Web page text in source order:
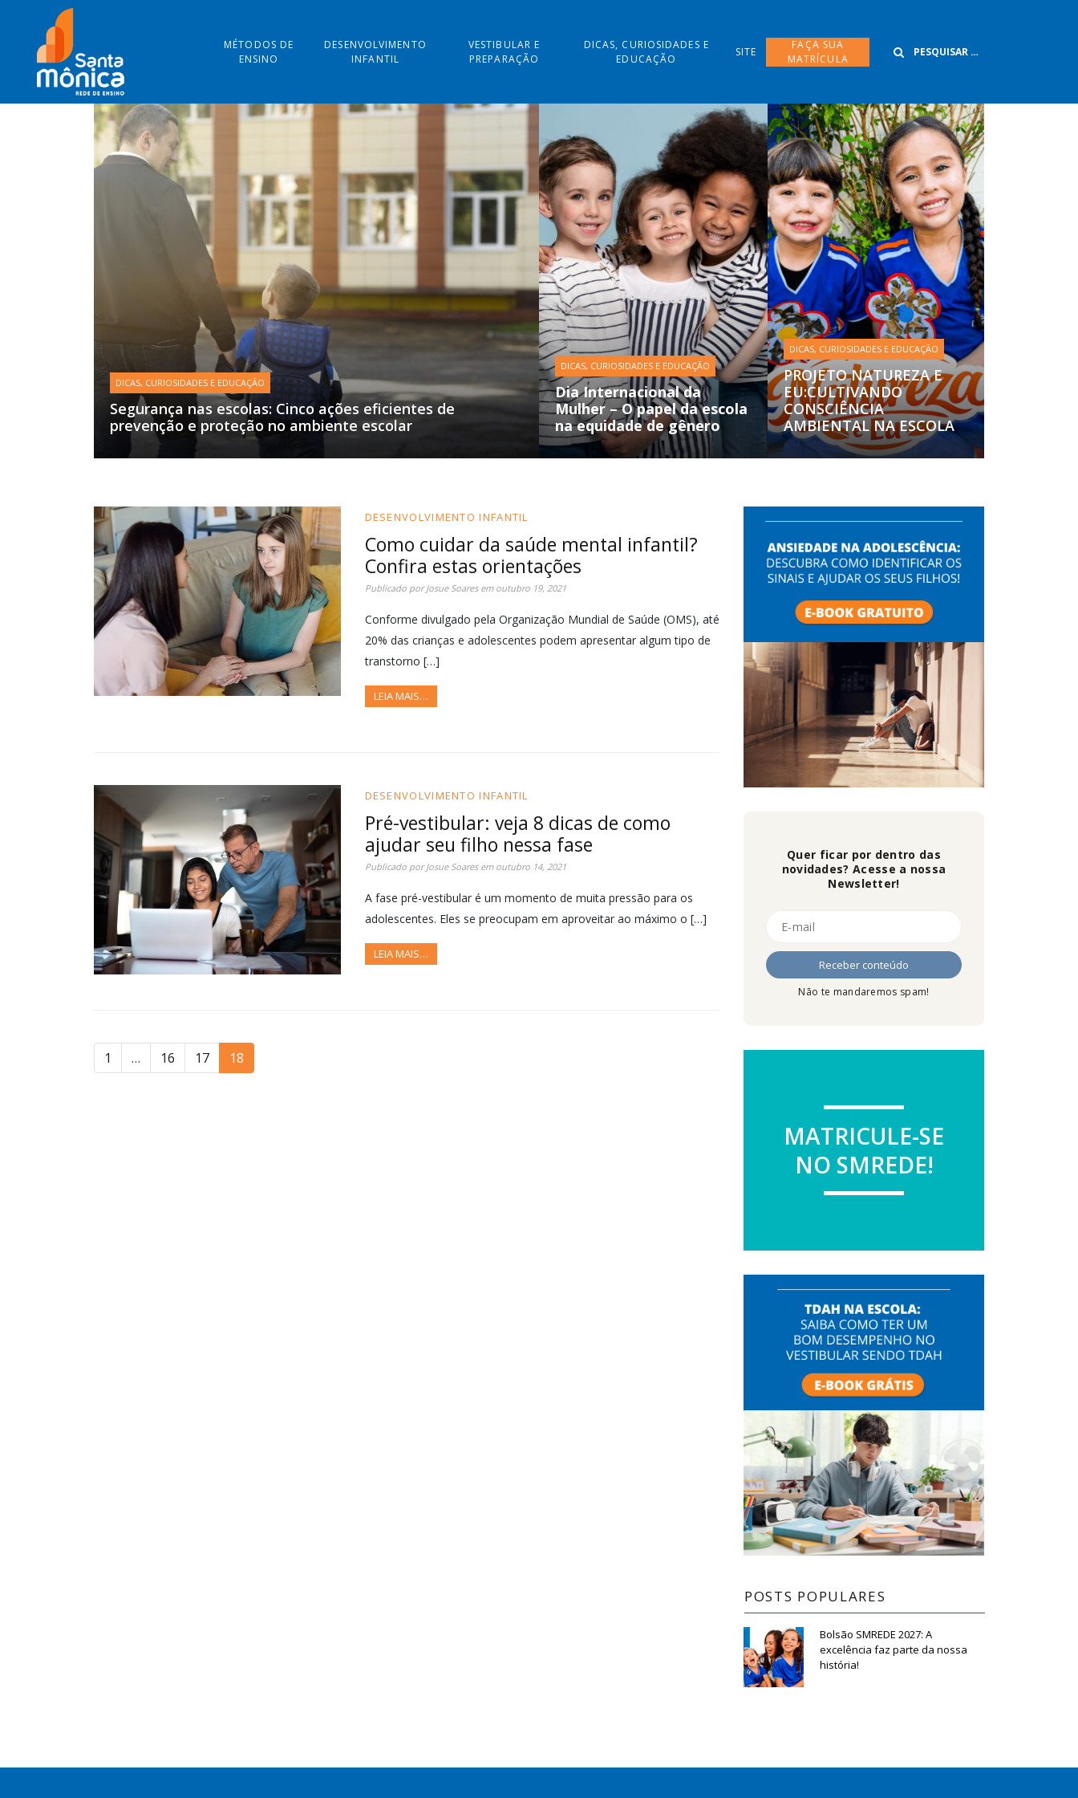
MÉTODOS DE
ENSINO
DESENVOLVIMENTO
INFANTIL
VESTIBULAR E
PREPARAÇÃO
DICAS, CURIOSIDADES E
EDUCAÇÃO
SITE
FAÇA SUA
MATRÍCULA
DICAS, CURIOSIDADES E EDUCAÇÃO
Segurança nas escolas: Cinco ações eficientes de
prevenção e proteção no ambiente escolar
DICAS, CURIOSIDADES E EDUCAÇÃO
Dia Internacional da
Mulher – O papel da escola
na equidade de gênero
DICAS, CURIOSIDADES E EDUCAÇÃO
PROJETO NATUREZA E
EU:CULTIVANDO
CONSCIÊNCIA
AMBIENTAL NA ESCOLA
DESENVOLVIMENTO INFANTIL
Como cuidar da saúde mental infantil?
Confira estas orientações
Publicado porJosue Soaresem outubro 19, 2021
Conforme divulgado pela Organização Mundial de Saúde (OMS), até
20% das crianças e adolescentes podem apresentar algum tipo de
transtorno […]
LEIA MAIS…
DESENVOLVIMENTO INFANTIL
Pré-vestibular: veja 8 dicas de como
ajudar seu filho nessa fase
Publicado porJosue Soaresem outubro 14, 2021
A fase pré-vestibular é um momento de muita pressão para os
adolescentes. Eles se preocupam em aproveitar ao máximo o […]
LEIA MAIS…
1 … 16 17 18
Quer ficar por dentro das
novidades? Acesse a nossa
Newsletter!
Não te mandaremos spam!
MATRICULE-SE
NO SMREDE!
POSTS POPULARES
Bolsão SMREDE 2027: A
excelência faz parte da nossa
história!